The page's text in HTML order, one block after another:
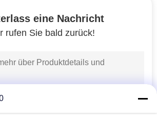
Drilling
eine Nachricht
rufen Sie bald zurück!